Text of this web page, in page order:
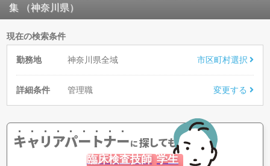
集 （神奈川県）
現在の検索条件
勤務地 神奈川県全域 市区町村選択
詳細条件 管理職 変更する
キャリアパートナーに探してもらう
臨床検査技師 学生